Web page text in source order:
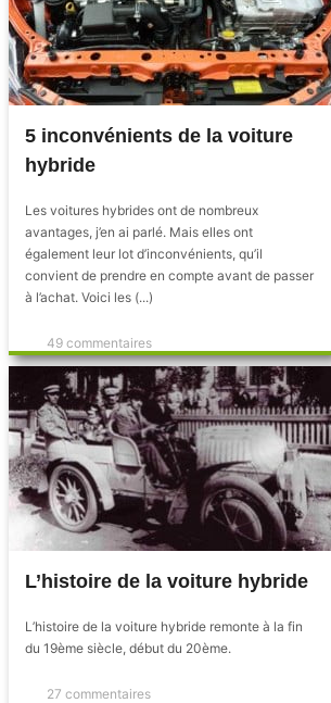
5 inconvénients de la voiture
hybride
Les voitures hybrides ont de nombreux
avantages, j’en ai parlé. Mais elles ont
également leur lot d’inconvénients, qu’il
convient de prendre en compte avant de passer
à l’achat. Voici les (...)
49 commentaires
L’histoire de la voiture hybride
L’histoire de la voiture hybride remonte à la fin
du 19ème siècle, début du 20ème.
27 commentaires